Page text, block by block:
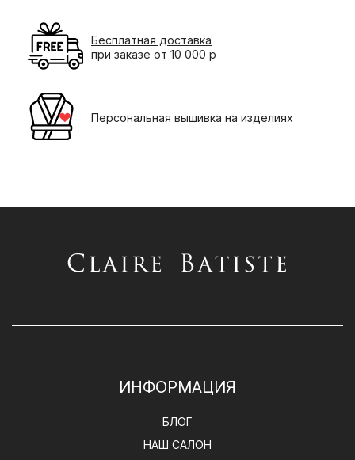
Бесплатная доставка
при заказе от 10 000 р
Персональная вышивка на изделиях
ИНФОРМАЦИЯ
БЛОГ
НАШ САЛОН